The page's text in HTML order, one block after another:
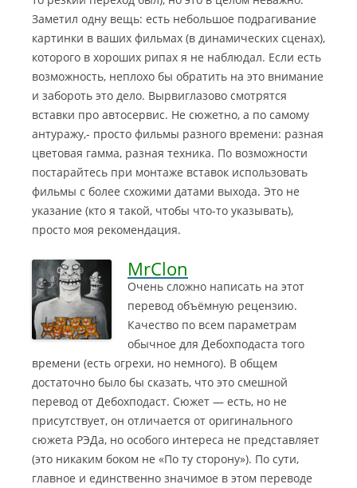
Заметил одну вещь: есть небольшое подрагивание
картинки в ваших фильмах (в динамических сценах),
которого в хороших рипах я не наблюдал. Если есть
возможность, неплохо бы обратить на это внимание
и забороть это дело. Вырвиглазово смотрятся
вставки про автосервис. Не сюжетно, а по самому
антуражу,- просто фильмы разного времени: разная
цветовая гамма, разная техника. По возможности
постарайтесь при монтаже вставок использовать
фильмы с более схожими датами выхода. Это не
указание (кто я такой, чтобы что-то указывать),
просто моя рекомендация.
MrClon
Очень сложно написать на этот
перевод объёмную рецензию.
Качество по всем параметрам
обычное для Дебохподаста того
времени (есть огрехи, но немного). В общем
достаточно было бы сказать, что это смешной
перевод от Дебохподаст. Сюжет — есть, но не
присутствует, он отличается от оригинального
сюжета РЭДа, но особого интереса не представляет
(это никаким боком не «По ту сторону»). По сути,
главное и единственно значимое в этом переводе